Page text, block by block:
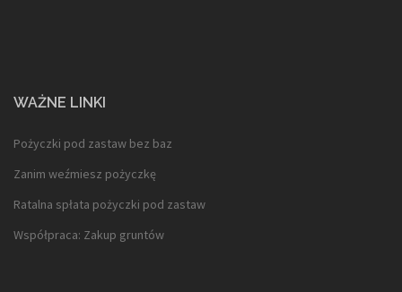
WAŻNE LINKI
Pożyczki pod zastaw bez baz
Zanim weźmiesz pożyczkę
Ratalna spłata pożyczki pod zastaw
Współpraca: Zakup gruntów